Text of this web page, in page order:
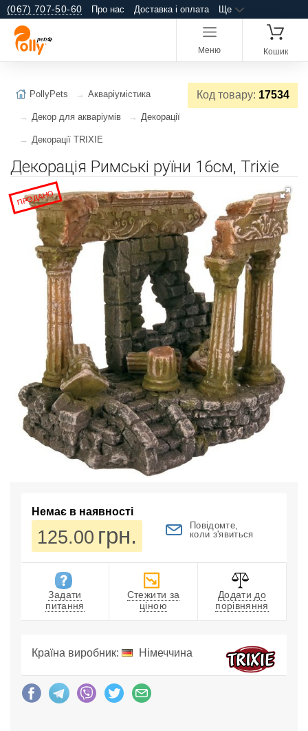
(067) 707-50-60 Про нас Доставка і оплата Ще
Меню Кошик
Код товару: 17534
PollyPets Акваріумістика
Декор для акваріумів Декорації
Декорації TRIXIE
Декорація Римські руїни 16см, Trixie
ПРОДАНО
Немає в наявності
125.00 грн.
Повідомте,
коли з'явиться
Задати
питання
Стежити за
ціною
Додати до
порівняння
Країна виробник: Німеччина